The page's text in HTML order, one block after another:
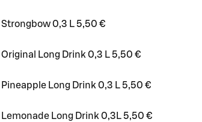
Strongbow 0,3 L 5,50 €
Original Long Drink 0,3 L 5,50 €
Pineapple Long Drink 0,3 L 5,50 €
Lemonade Long Drink 0,3L 5,50 €